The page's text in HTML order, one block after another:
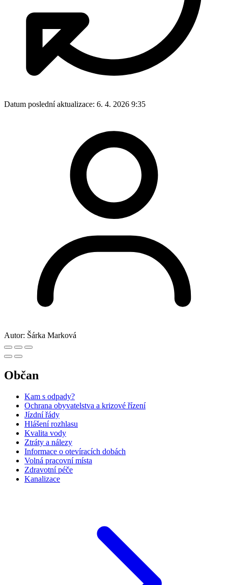
Datum poslední aktualizace: 6. 4. 2026 9:35
Autor: Šárka Marková
Občan
Kam s odpady?
Ochrana obyvatelstva a krizové řízení
Jízdní řády
Hlášení rozhlasu
Kvalita vody
Ztráty a nálezy
Informace o otevíracích dobách
Volná pracovní místa
Zdravotní péče
Kanalizace